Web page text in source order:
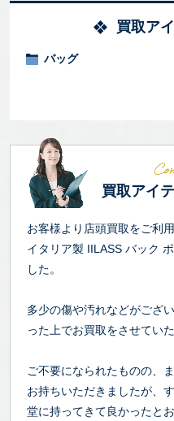
買取ア
バッグ
買取アイ
お客様より店頭買取をご利
イタリア製 IILASS バック
した。
多少の傷や汚れなどがござ
った上でお買取をさせてい
ご不要になられたものの、
お持ちいただきましたが、
堂に持ってきて良かったと